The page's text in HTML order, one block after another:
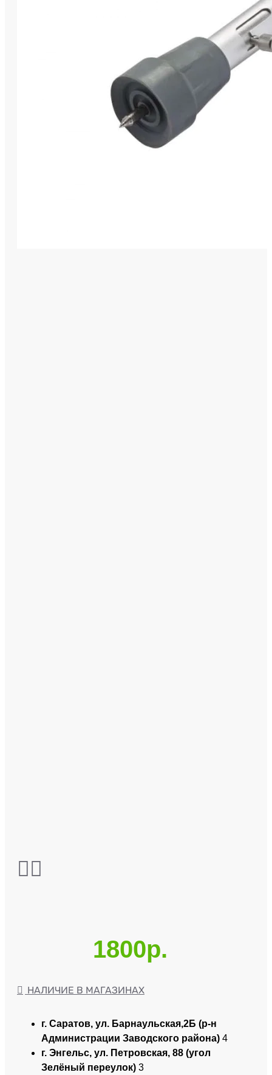
1800р.
НАЛИЧИЕ В МАГАЗИНАХ
г. Саратов, ул. Барнаульская,2Б (р-н
Администрации Заводского района) 4
г. Энгельс, ул. Петровская, 88 (угол
Зелёный переулок) 3